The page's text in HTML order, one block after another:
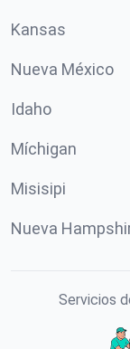
Kansas
Nueva México
Idaho
Míchigan
Misisipi
Nueva
Servicios